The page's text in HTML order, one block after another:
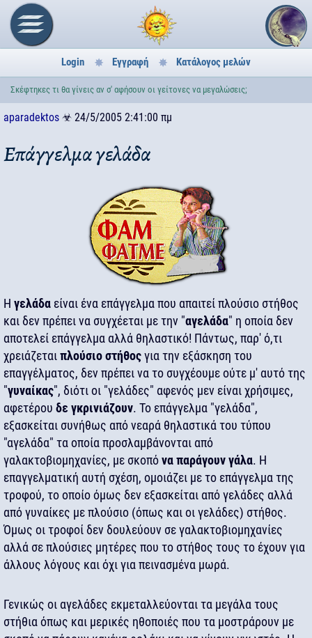
Login Εγγραφή Κατάλογος μελών
Σκέφτηκες τι θα γίνεις αν σ' αφήσουν οι γείτονες να μεγαλώσεις;
aparadektos ☣ 24/5/2005 2:41:00 πμ
Επάγγελμα γελάδα
Η γελάδα είναι ένα επάγγελμα που απαιτεί πλούσιο στήθος
και δεν πρέπει να συγχέεται με την "αγελάδα" η οποία δεν
αποτελεί επάγγελμα αλλά θηλαστικό! Πάντως, παρ' ό,τι
χρειάζεταιπλούσιο στήθοςγια την εξάσκηση του
επαγγέλματος, δεν πρέπει να το συγχέουμε ούτε μ' αυτό της
"γυναίκας", διότι οι "γελάδες" αφενός μεν είναι χρήσιμες,
αφετέρου δε γκρινιάζουν. Το επάγγελμα "γελάδα",
εξασκείται συνήθως από νεαρά θηλαστικά του τύπου
"αγελάδα" τα οποία προσλαμβάνονται από
γαλακτοβιομηχανίες, με σκοπόνα παράγουν γάλα. Η
επαγγελματική αυτή σχέση, ομοιάζει με το επάγγελμα της
τροφού, το οποίο όμως δεν εξασκείται από γελάδες αλλά
από γυναίκες με πλούσιο (όπως και οι γελάδες) στήθος.
Όμως οι τροφοί δεν δουλεύουν σε γαλακτοβιομηχανίες
αλλά σε πλούσιες μητέρες που το στήθος τους το έχουν για
άλλους λόγους και όχι για πεινασμένα μωρά.
Γενικώς οι αγελάδες εκμεταλλεύονται τα μεγάλα τους
στήθια όπως και μερικές ηθοποιές που τα μοστράρουν με